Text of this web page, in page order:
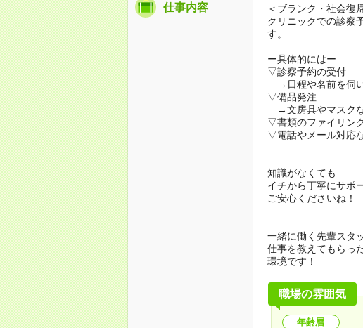
仕事内容
＜ブランク・社会復
クリニックでの診察
す。
ー具体的にはー
▽診察予約の受付
→日程や名前を伺
▽備品発注
→文房具やマスク
▽書類のファイリン
▽電話やメール対応
知識がなくても
イチから丁寧にサポ
ご安心くださいね！
一緒に働く先輩スタ
仕事を教えてもらっ
環境です！
職場の雰囲気
年齢層